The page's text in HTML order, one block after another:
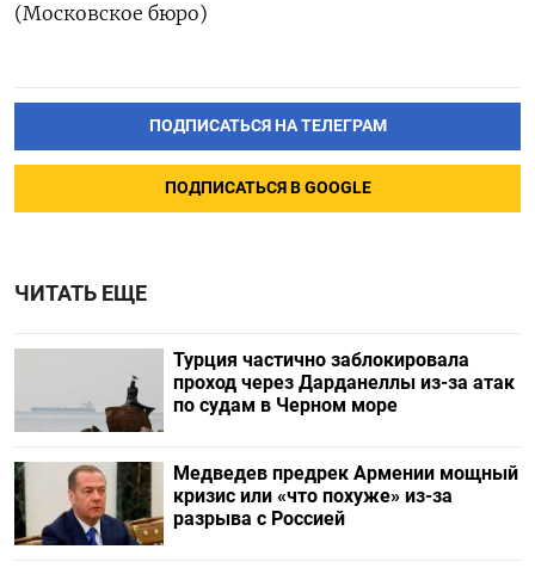
(Московское бюро)
ПОДПИСАТЬСЯ НА ТЕЛЕГРАМ
ПОДПИСАТЬСЯ В GOOGLE
ЧИТАТЬ ЕЩЕ
Турция частично заблокировала
проход через Дарданеллы из-за атак
по судам в Черном море
Медведев предрек Армении мощный
кризис или «что похуже» из-за
разрыва с Россией